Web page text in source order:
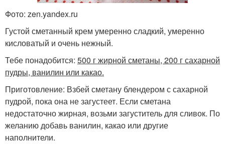
Фото: zen.yandex.ru
Густой сметанный крем умеренно сладкий, умеренно
кисловатый и очень нежный.
Тебе понадобится: 500 г жирной сметаны, 200 г сахарной
пудры, ванилин или какао.
Приготовление: Взбей сметану блендером с сахарной
пудрой, пока она не загустеет. Если сметана
недостаточно жирная, возьми загуститель для сливок. По
желанию добавь ванилин, какао или другие
наполнители.